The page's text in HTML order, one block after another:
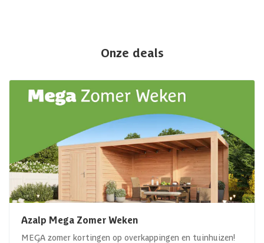
Onze deals
Azalp Mega Zomer Weken
MEGA zomer kortingen op overkappingen en tuinhuizen!